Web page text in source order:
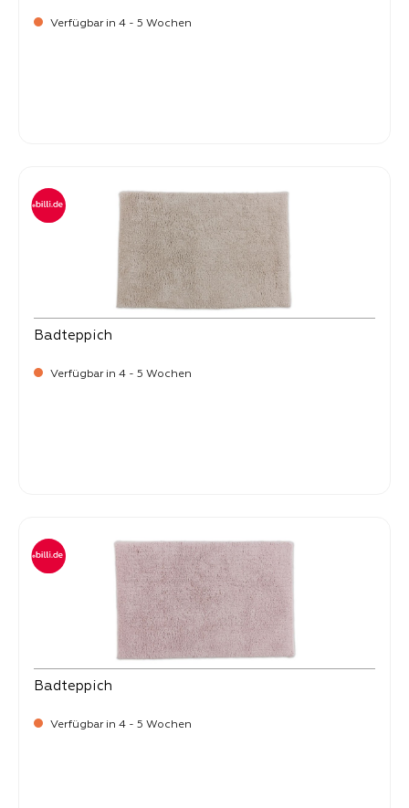
Verfügbar in 4 - 5 Wochen
Badteppich
Verfügbar in 4 - 5 Wochen
Badteppich
Verfügbar in 4 - 5 Wochen